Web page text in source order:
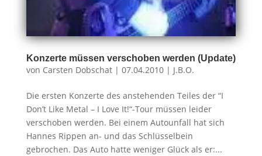
Konzerte müssen verschoben werden (Update)
von Carsten Dobschat| 07.04.2010| J.B.O.
Die ersten Konzerte des anstehenden Teiles der “I
Don’t Like Metal – I Love It!“-Tour müssen leider
verschoben werden. Bei einem Autounfall hat sich
Hannes Rippen an- und das Schlüsselbein
gebrochen. Das Auto hatte weniger Glück als er:...